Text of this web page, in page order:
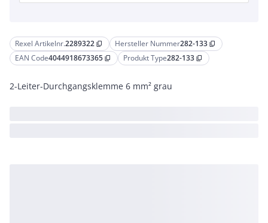
Rexel Artikelnr.2289322 content_copy Hersteller Nummer282-133 content_copy
EAN Code4044918673365 content_copy Produkt Type282-133 content_copy
2-Leiter-Durchgangsklemme 6 mm² grau